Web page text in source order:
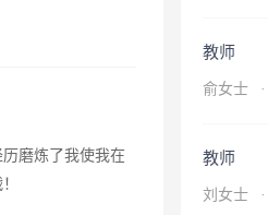
磨炼了我使我在
教师
俞女士 ·
教师
刘女士 ·